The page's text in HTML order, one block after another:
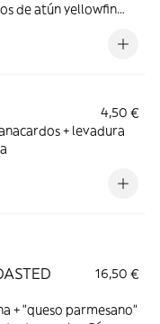
de atún yellowfin
rosa casera picante +
4,50 €
+ levadura
16,50 €
+ "queso parmesano"